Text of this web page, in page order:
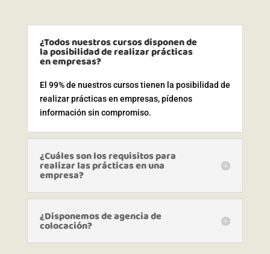
¿Todos nuestros cursos disponen de
la posibilidad de realizar prácticas
en empresas?
El 99% de nuestros cursos tienen la posibilidad de
realizar prácticas en empresas, pídenos
información sin compromiso.
¿Cuáles son los requisitos para
realizar las prácticas en una
empresa?
¿Disponemos de agencia de
colocación?